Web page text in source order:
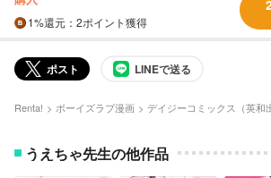
1%還元 ：2ポイント獲得
ポスト LINEで送る
Renta! ボーイズラブ漫画 デイジーコミックス（英和
うえちゃ先生の他作品